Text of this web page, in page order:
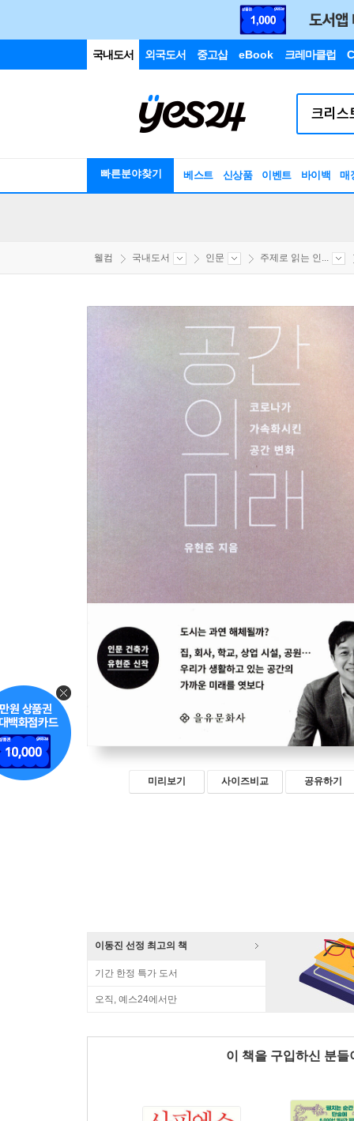
국내도서 외국도서 중고샵 eBook 크레마클럽
빠른분야찾기 베스트 신상품 이벤트 바이백 매
웰컴 국내도서 인문 주제로 읽는 인...
미리보기 사이즈비교 공유하기
이동진 선정 최고의 책
기간 한정 특가 도서
오직, 예스24에서만
이 책을 구입하신 분